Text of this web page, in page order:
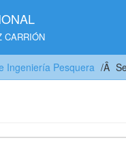
CARRIÓN
Ingeniería Pesquera